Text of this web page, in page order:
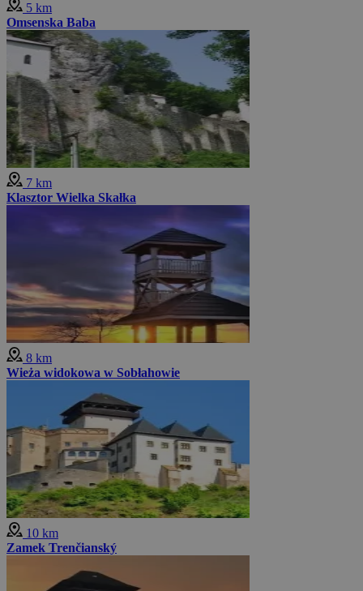
5 km
Omsenska Baba
7 km
Klasztor Wielka Skałka
8 km
Wieża widokowa w Sobłahowie
10 km
Zamek Trenčianský